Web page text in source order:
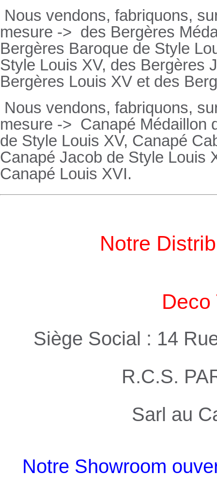
Nous vendons, fabriquons,
mesure -> des Bergères
Bergères Baroque de Style
Style Louis XV, des Bergères
Bergères Louis XV et des
Nous vendons, fabriquons,
mesure -> Canapé Médaillon
de Style Louis XV, Canapé
Canapé Jacob de Style Louis
Canapé Louis XVI.
Notre
Deco
Siège Social : 14
R.C.S.
Sarl au
Notre Showroom